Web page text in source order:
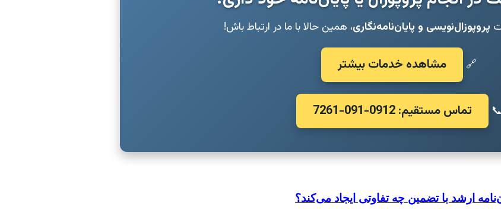
پروپوزال‌نویسی و پایان‌نامه‌نگاری، همین حالا با ما در ارتباط باش!
🔗 مشاهده خدمات بیشتر
📞 تماس مستقیم: 0912-091-7261
ارشد با تضمین چه تفاوتی ایجاد می‌کند؟